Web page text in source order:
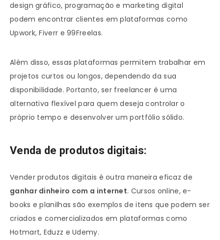
design gráfico, programação e marketing digital
podem encontrar clientes em plataformas como
Upwork, Fiverr e 99Freelas.
Além disso, essas plataformas permitem trabalhar em
projetos curtos ou longos, dependendo da sua
disponibilidade. Portanto, ser freelancer é uma
alternativa flexível para quem deseja controlar o
próprio tempo e desenvolver um portfólio sólido.
Venda de produtos digitais:
Vender produtos digitais é outra maneira eficaz de
ganhar dinheiro com a internet. Cursos online, e-
books e planilhas são exemplos de itens que podem ser
criados e comercializados em plataformas como
Hotmart, Eduzz e Udemy.